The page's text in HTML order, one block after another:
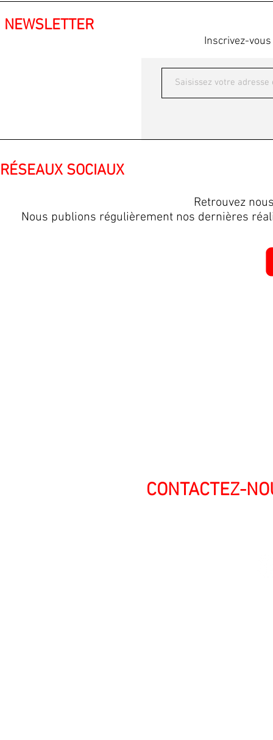
Inscrivez-
NEWSLETTER
RÉSEAUX SOCIAUX
Retrouvez
Nous publions régulièrement nos dernières
CONTACTEZ-